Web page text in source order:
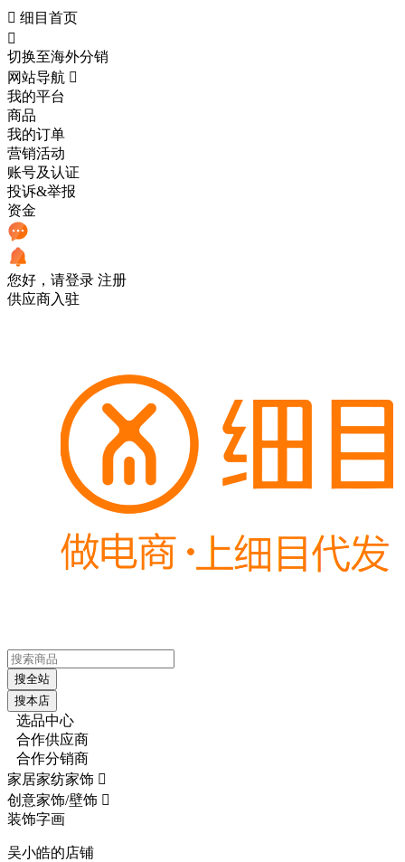
 细目首页

切换至海外分销
网站导航 
我的平台
商品
我的订单
营销活动
账号及认证
投诉&举报
资金
您好，请登录 注册
供应商入驻
搜全站
搜本店
选品中心
合作供应商
合作分销商
家居家纺家饰 
创意家饰/壁饰 
装饰字画
吴小皓的店铺